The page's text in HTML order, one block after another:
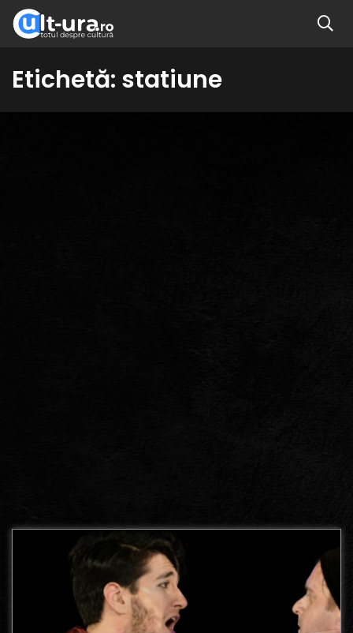
Etichetă: statiune